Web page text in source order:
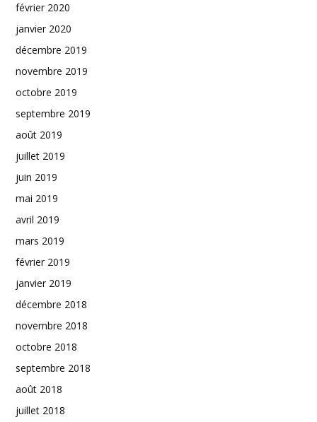
février 2020
janvier 2020
décembre 2019
novembre 2019
octobre 2019
septembre 2019
août 2019
juillet 2019
juin 2019
mai 2019
avril 2019
mars 2019
février 2019
janvier 2019
décembre 2018
novembre 2018
octobre 2018
septembre 2018
août 2018
juillet 2018